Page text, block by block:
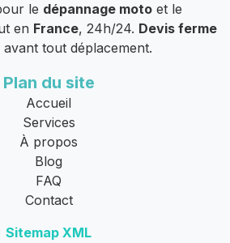
le dépannage moto et le
en France, 24h/24. Devis ferme
tout déplacement.
Plan du site
Accueil
Services
À propos
Blog
FAQ
Contact
Sitemap XML